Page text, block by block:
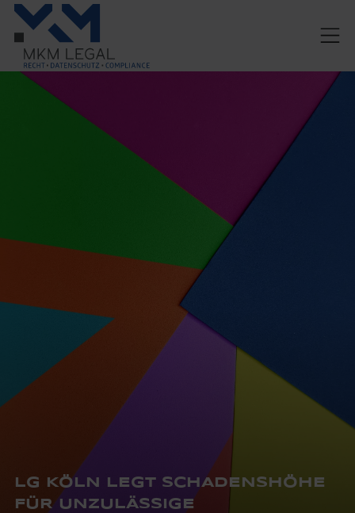
LG KÖLN LEGT SCHADENSHÖHE
FÜR UNZULÄSSIGE